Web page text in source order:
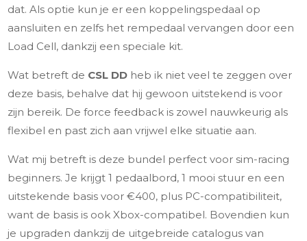
dat. Als optie kun je er een koppelingspedaal op
aansluiten en zelfs het rempedaal vervangen door een
Load Cell, dankzij een speciale kit.
Wat betreft de CSL DD heb ik niet veel te zeggen over
deze basis, behalve dat hij gewoon uitstekend is voor
zijn bereik. De force feedback is zowel nauwkeurig als
flexibel en past zich aan vrijwel elke situatie aan.
Wat mij betreft is deze bundel perfect voor sim-racing
beginners. Je krijgt 1 pedaalbord, 1 mooi stuur en een
uitstekende basis voor €400, plus PC-compatibiliteit,
want de basis is ook Xbox-compatibel. Bovendien kun
je upgraden dankzij de uitgebreide catalogus van